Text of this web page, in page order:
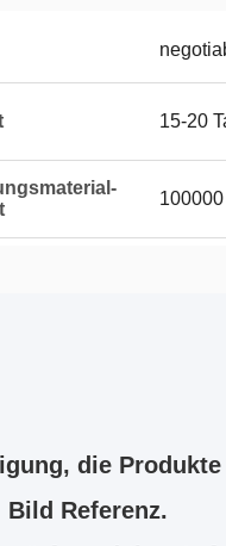
15-20
die
Bild Referenz.